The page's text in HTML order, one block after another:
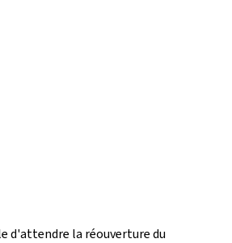
d'attendre la réouverture du